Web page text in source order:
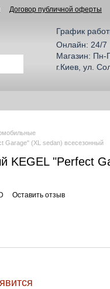
Договор публичной оферты
График
Онлайн: 24/7
Магазин: Пн-
г.Киев, ул.
Garage" (XL sedan) всесезонный
KEGEL "Perfect
Оставить отзыв